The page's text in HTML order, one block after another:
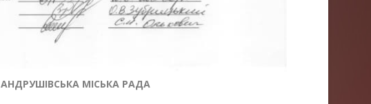
АНДРУШІВСЬКА МІСЬКА РАДА